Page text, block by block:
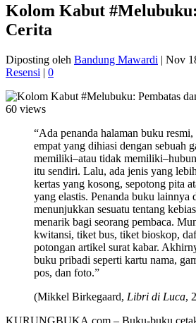
Kolom Kabut
Cerita
Diposting oleh Bandung Mawardi | Nov
Resensi | 0
60 views
“Ada penanda halaman buku resmi,
empat yang dihiasi dengan sebuah
memiliki–atau tidak
itu sendiri. Lalu, ada jenis yang
kertas yang kosong, sepotong pita
yang elastis. Penanda buku lainnya
menunjukkan sesuatu tentang
menarik bagi seorang pembaca.
kwitansi, tiket bus, tiket bioskop,
potongan artikel surat kabar.
buku pribadi seperti kartu nama,
pos, dan foto.”
(Mikkel Birkegaard, Libri di Luca,
KURUNGBUKA.com – Buku-buku